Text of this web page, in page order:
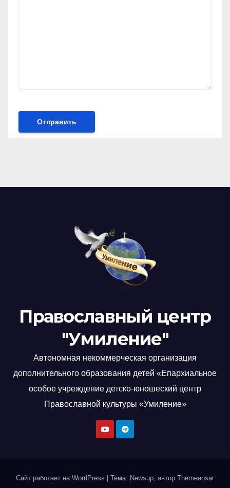
Православный центр
"Умиление"
Автономная некоммерческая организация
дополнительного образования детей «Епархиальное
особое учреждение детско-юношеский центр
Православной культуры «Умиление»
Сайт работает на WordPress Тема: Newsup, автор Themeansar